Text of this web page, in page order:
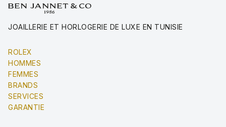
JOAILLERIE ET HORLOGERIE DE LUXE EN TUNISIE
ROLEX
HOMMES
FEMMES
BRANDS
SERVICES
GARANTIE